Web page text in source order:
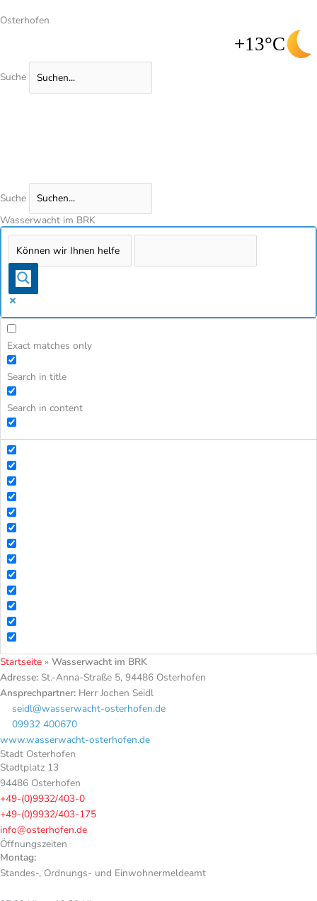
Osterhofen
+13°C
Suche
Suche
Wasserwacht im BRK
Exact matches only
Search in title
Search in content
Startseite » Wasserwacht im BRK
Adresse: St.-Anna-Straße 5, 94486 Osterhofen
Ansprechpartner: Herr Jochen Seidl
seidl@wasserwacht-osterhofen.de
09932 400670
www.wasserwacht-osterhofen.de
Stadt Osterhofen
Stadtplatz 13
94486 Osterhofen
+49-(0)9932/403-0
+49-(0)9932/403-175
info@osterhofen.de
Öffnungszeiten
Montag:
Standes-, Ordnungs- und Einwohnermeldeamt